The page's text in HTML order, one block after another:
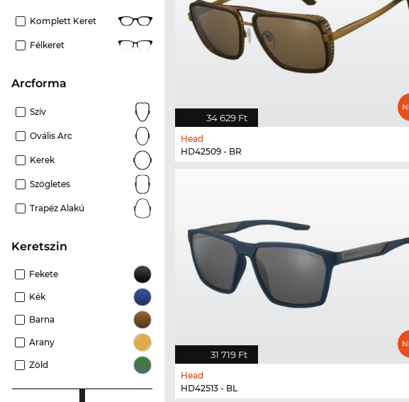
Komplett Keret
Félkeret
Arcforma
Szív
Ovális Arc
Kerek
Szögletes
Trapéz Alakú
keretszin
Fekete
Kék
Barna
Arany
Zöld
34 629 Ft
Head
HD42509 - BR
31 719 Ft
Head
HD42513 - BL